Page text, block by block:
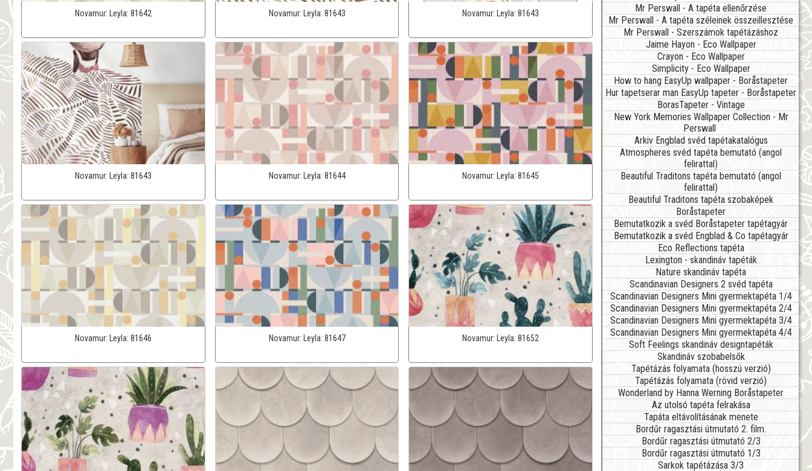
Novamur: Leyla: 81642 Novamur: Leyla: 81643 Novamur: Leyla:81643
Novamur: Leyla: 81643 Novamur: Leyla: 81644 Novamur: Leyla:81645
Novamur: Leyla: 81646 Novamur: Leyla: 81647 Novamur: Leyla:81652
Mr Perswall - A tapéta ellenőrzése
Mr Perswall - A tapéta széleinek összeillesztése
Mr Perswall - Szerszámok tapétázáshoz
Jaime Hayon - Eco Wallpaper
Crayon - Eco Wallpaper
Simplicity - Eco Wallpaper
How to hang EasyUp wallpaper - Boråstapeter
Hur tapetserar man EasyUp tapeter - Boråstapeter
BorasTapeter - Vintage
New York Memories Wallpaper Collection - Mr
Perswall
Arkiv Engblad svéd tapétakatalógus
Atmospheres svéd tapéta bemutató (angol
felirattal)
Beautiful Traditons tapéta bemutató (angol
felirattal)
Beautiful Traditons tapéta szobaképek
Boråstapeter
Bemutatkozik a svéd Boråstapeter tapétagyár
Bemutatkozik a svéd Engblad & Co tapétagyár
Eco Reflections tapéta
Lexington - skandináv tapéták
Nature skandináv tapéta
Scandinavian Designers 2 svéd tapéta
Scandinavian Designers Mini gyermektapéta 1/4
Scandinavian Designers Mini gyermektapéta 2/4
Scandinavian Designers Mini gyermektapéta 3/4
Scandinavian Designers Mini gyermektapéta 4/4
Soft Feelings skandináv designtapéták
Skandináv szobabelsők
Tapétázás folyamata (hosszú verzió)
Tapétázás folyamata (rövid verzió)
Wonderland by Hanna Werning Boråstapeter
Az utolsó tapéta felrakása
Tapáta eltávolításának menete
Bordűr ragasztási útmutató 2. film.
Bordűr ragasztási útmutató 2/3
Bordűr ragasztási útmutató 1/3
Sarkok tapétázása 3/3